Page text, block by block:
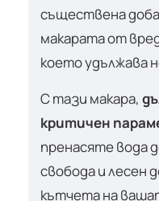
съществена
макарата от
което удължава
С тази макара,
критичен
пренасяте вода
свобода и лесен
кътчета на